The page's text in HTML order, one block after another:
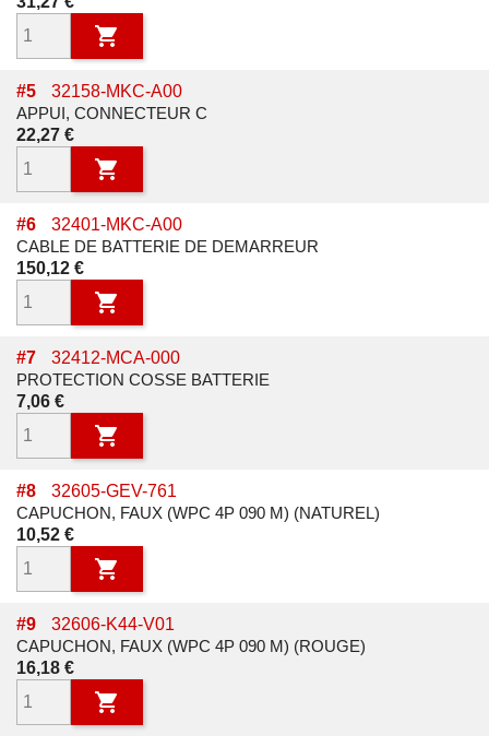

#5
32158-MKC-A00
APPUI, CONNECTEUR C
Prix
22,27 €

#6
32401-MKC-A00
CABLE DE BATTERIE DE DEMARREUR
Prix
150,12 €

#7
32412-MCA-000
PROTECTION COSSE BATTERIE
Prix
7,06 €

#8
32605-GEV-761
CAPUCHON, FAUX (WPC 4P 090 M) (NATUREL)
Prix
10,52 €

#9
32606-K44-V01
CAPUCHON, FAUX (WPC 4P 090 M) (ROUGE)
Prix
16,18 €
